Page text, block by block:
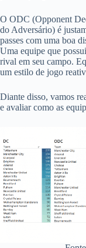
O ODC (Opponent
do Adversário) é
passes com uma boa
Uma equipe que
rival em seu campo.
um estilo de jogo
Diante disso, vamos
e avaliar como as